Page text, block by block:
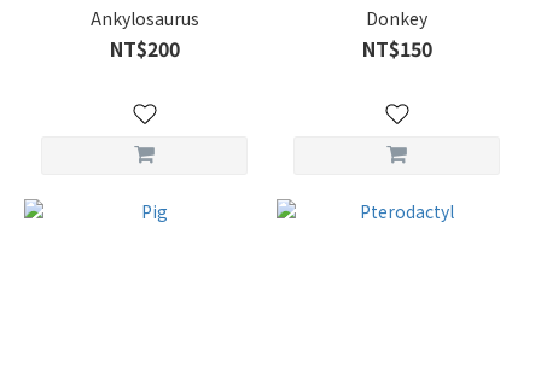
Ankylosaurus
NT$200
Donkey
NT$150